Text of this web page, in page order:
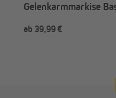
Gelenkarmmarkise
ab 39,99 €